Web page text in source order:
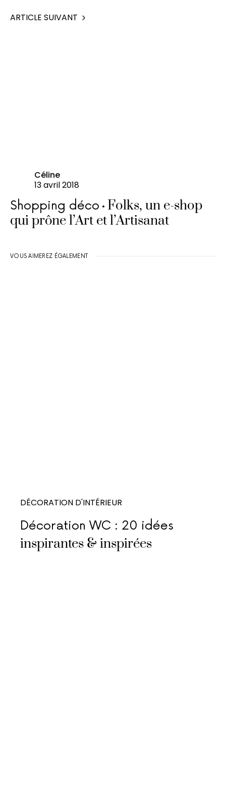
ARTICLE SUIVANT
Céline
13 avril 2018
Shopping déco
Folks, un e-shop
qui prône l’Art et l’Artisanat
VOUS AIMEREZ ÉGALEMENT
DÉCORATION D'INTÉRIEUR
Décoration WC : 20 idées
inspirantes & inspirées